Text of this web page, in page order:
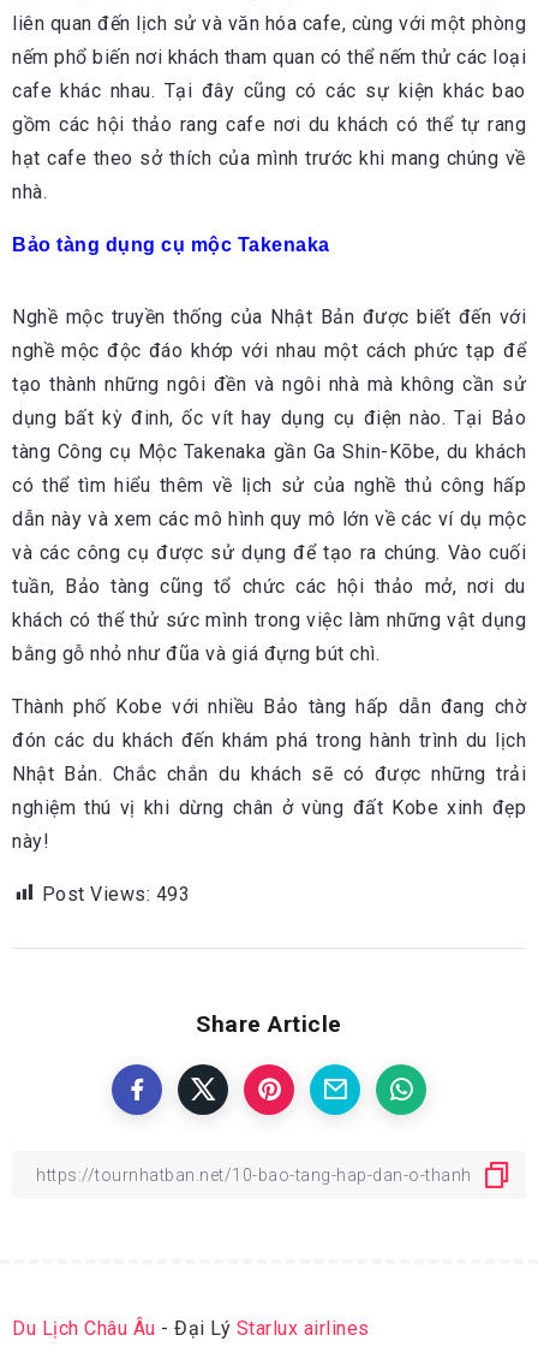
liên quan đến lịch sử và văn hóa cafe, cùng với một phòng
nếm phổ biến nơi khách tham quan có thể nếm thử các loại
cafe khác nhau. Tại đây cũng có các sự kiện khác bao
gồm các hội thảo rang cafe nơi du khách có thể tự rang
hạt cafe theo sở thích của mình trước khi mang chúng về
nhà.
Bảo tàng dụng cụ mộc Takenaka
Nghề mộc truyền thống của Nhật Bản được biết đến với
nghề mộc độc đáo khớp với nhau một cách phức tạp để
tạo thành những ngôi đền và ngôi nhà mà không cần sử
dụng bất kỳ đinh, ốc vít hay dụng cụ điện nào. Tại Bảo
tàng Công cụ Mộc Takenaka gần Ga Shin-Kōbe, du khách
có thể tìm hiểu thêm về lịch sử của nghề thủ công hấp
dẫn này và xem các mô hình quy mô lớn về các ví dụ mộc
và các công cụ được sử dụng để tạo ra chúng. Vào cuối
tuần, Bảo tàng cũng tổ chức các hội thảo mở, nơi du
khách có thể thử sức mình trong việc làm những vật dụng
bằng gỗ nhỏ như đũa và giá đựng bút chì.
Thành phố Kobe với nhiều Bảo tàng hấp dẫn đang chờ
đón các du khách đến khám phá trong hành trình du lịch
Nhật Bản. Chắc chắn du khách sẽ có được những trải
nghiệm thú vị khi dừng chân ở vùng đất Kobe xinh đẹp
này!
Post Views: 493
Share Article
Du Lịch Châu Âu - Đại Lý Starlux airlines